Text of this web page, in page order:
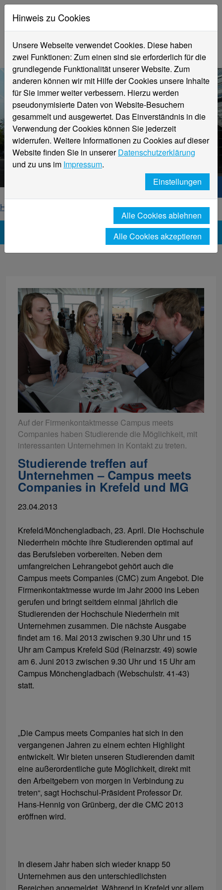
Aktuelle Meldungen
Hochschule Niederrhein
Hochschule Niederrhein. Dein Weg.
Home
News-Detailseite
Auf der Firmenkontaktmesse Campus meets
Companies haben Studierende die Möglichkeit, mit
interessanten Unternehmen in Kontakt zu treten.
Studierende treffen auf
Unternehmen – Campus meets
Companies in Krefeld und MG
23.04.2013
Krefeld/Mönchengladbach, 23. April. Die Hochschule
Niederrhein möchte ihre Studierenden optimal auf
das Berufsleben vorbereiten. Neben dem
umfangreichen Lehrangebot gehört auch die
Campus meets Companies (CMC) zum Angebot. Die
Firmenkontaktmesse wurde im Jahr 2000 ins Leben
gerufen und bringt seitdem einmal jährlich die
Studierenden der Hochschule Niederrhein mit
Unternehmen zusammen. Die nächste Ausgabe
findet am 16. Mai 2013 zwischen 9.30 Uhr und 15
Uhr am Campus Krefeld Süd (Reinarzstr. 49) sowie
am 6. Juni 2013 zwischen 9.30 Uhr und 15 Uhr am
Campus Mönchengladbach (Webschulstr. 41-43)
statt.
„Die Campus meets Companies hat sich in den
vergangenen Jahren zu einem echten Highlight
entwickelt. Wir bieten unseren Studierenden damit
eine außerordentliche gute Möglichkeit, direkt mit
den Arbeitgebern von morgen in Verbindung zu
treten“, sagt Hochschul-Präsident Professor Dr.
Hans-Hennig von Grünberg, der die CMC 2013
eröffnen wird.
In diesem Jahr haben sich wieder knapp 50
Unternehmen aus den unterschiedlichsten
Bereichen angemeldet. Während in Krefeld vor allem
Hinweis zu Cookies
Unsere Webseite verwendet Cookies. Diese haben
zwei Funktionen: Zum einen sind sie erforderlich für die
grundlegende Funktionalität unserer Website. Zum
anderen können wir mit Hilfe der Cookies unsere Inhalte
für Sie immer weiter verbessern. Hierzu werden
pseudonymisierte Daten von Website-Besuchern
gesammelt und ausgewertet. Das Einverständnis in die
Verwendung der Cookies können Sie jederzeit
widerrufen. Weitere Informationen zu Cookies auf dieser
Website finden Sie in unsererDatenschutzerklärung
und zu uns im Impressum.
Einstellungen
Alle Cookies ablehnen
Alle Cookies akzeptieren